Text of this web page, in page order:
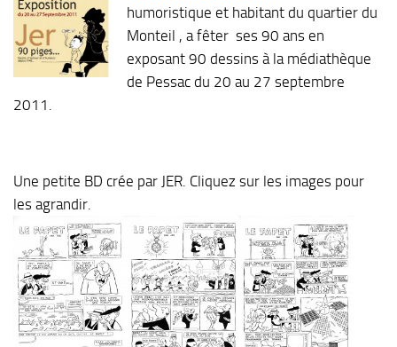
humoristique et habitant du quartier du
Monteil , a fêter ses 90 ans en
exposant 90 dessins à la médiathèque
de Pessac du 20 au 27 septembre
2011.
Une petite BD crée par JER. Cliquez sur les images pour
les agrandir.